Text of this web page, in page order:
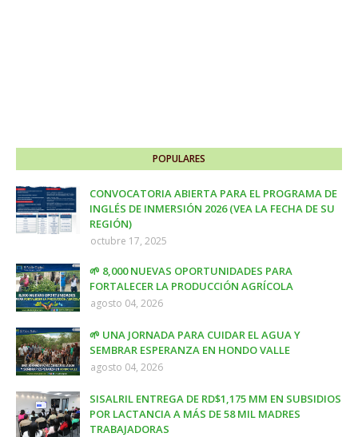
POPULARES
CONVOCATORIA ABIERTA PARA EL PROGRAMA DE
INGLÉS DE INMERSIÓN 2026 (VEA LA FECHA DE SU
REGIÓN)
octubre 17, 2025
🌱 8,000 NUEVAS OPORTUNIDADES PARA
FORTALECER LA PRODUCCIÓN AGRÍCOLA
agosto 04, 2026
🌱 UNA JORNADA PARA CUIDAR EL AGUA Y
SEMBRAR ESPERANZA EN HONDO VALLE
agosto 04, 2026
SISALRIL ENTREGA DE RD$1,175 MM EN SUBSIDIOS
POR LACTANCIA A MÁS DE 58 MIL MADRES
TRABAJADORAS